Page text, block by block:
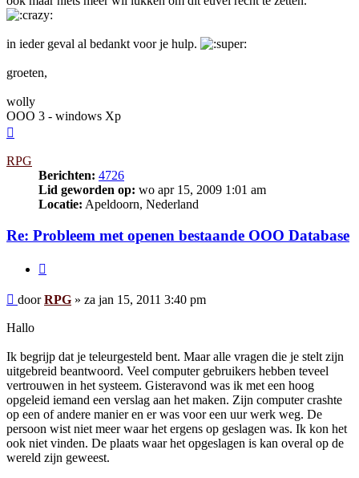
in ieder geval al bedankt voor je hulp.
groeten,
wolly
OOO 3 - windows Xp
RPG
Berichten: 4726
Lid geworden op: wo apr 15, 2009 1:01 am
Locatie: Apeldoorn, Nederland
Re: Probleem met openen bestaande OOO Database
Bericht
doorRPG » za jan 15, 2011 3:40 pm
Hallo
Ik begrijp dat je teleurgesteld bent. Maar alle vragen die je stelt zijn
uitgebreid beantwoord. Veel computer gebruikers hebben teveel
vertrouwen in het systeem. Gisteravond was ik met een hoog
opgeleid iemand een verslag aan het maken. Zijn computer crashte
op een of andere manier en er was voor een uur werk weg. De
persoon wist niet meer waar het ergens op geslagen was. Ik kon het
ook niet vinden. De plaats waar het opgeslagen is kan overal op de
wereld zijn geweest.